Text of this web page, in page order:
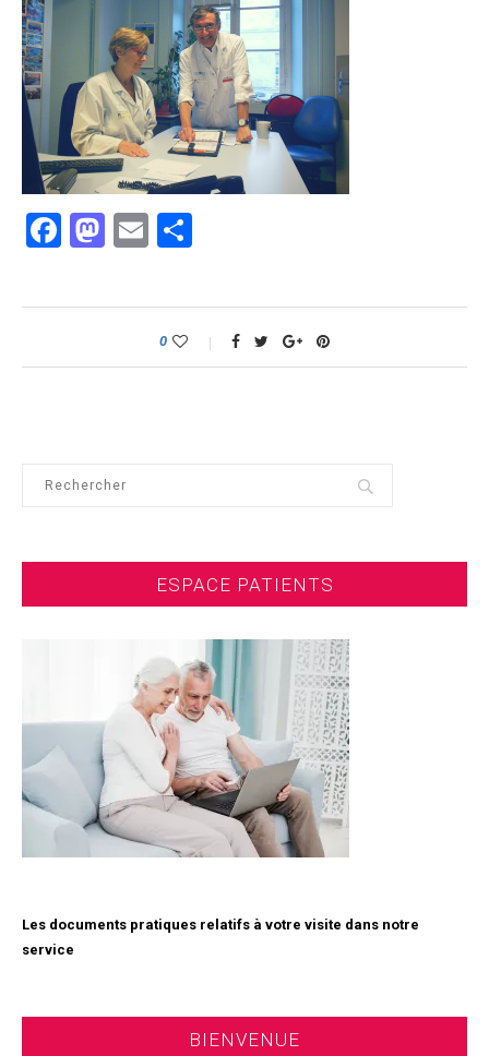
Facebook
Mastodon
Email
0
ESPACE PATIENTS
Les documents pratiques relatifs à votre visite dans notre
service
BIENVENUE